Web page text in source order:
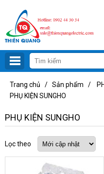
Trang chủ / Sản phẩm /
PHỤ KIỆN SUNGHO
PHỤ KIỆN SUNGHO
Lọc theo